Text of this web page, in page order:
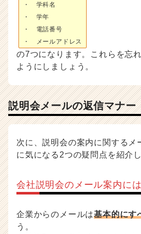
・ 学科名
・ 学年
・ 電話番号
・ メールアドレス
の7つになります。これらを忘
ようにしましょう。
説明会メールの返信マナー
次に、説明会の案内に関するメ
に気になる2つの疑問点を紹介
会社説明会のメール案内に
企業からのメールは基本的にす
う。